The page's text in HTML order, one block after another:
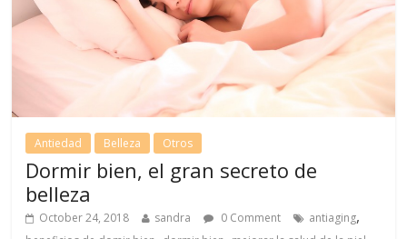
Antiedad Belleza Otros
Dormir bien, el gran secreto de
belleza
October 24, 2018 sandra 0 Comment antiaging,